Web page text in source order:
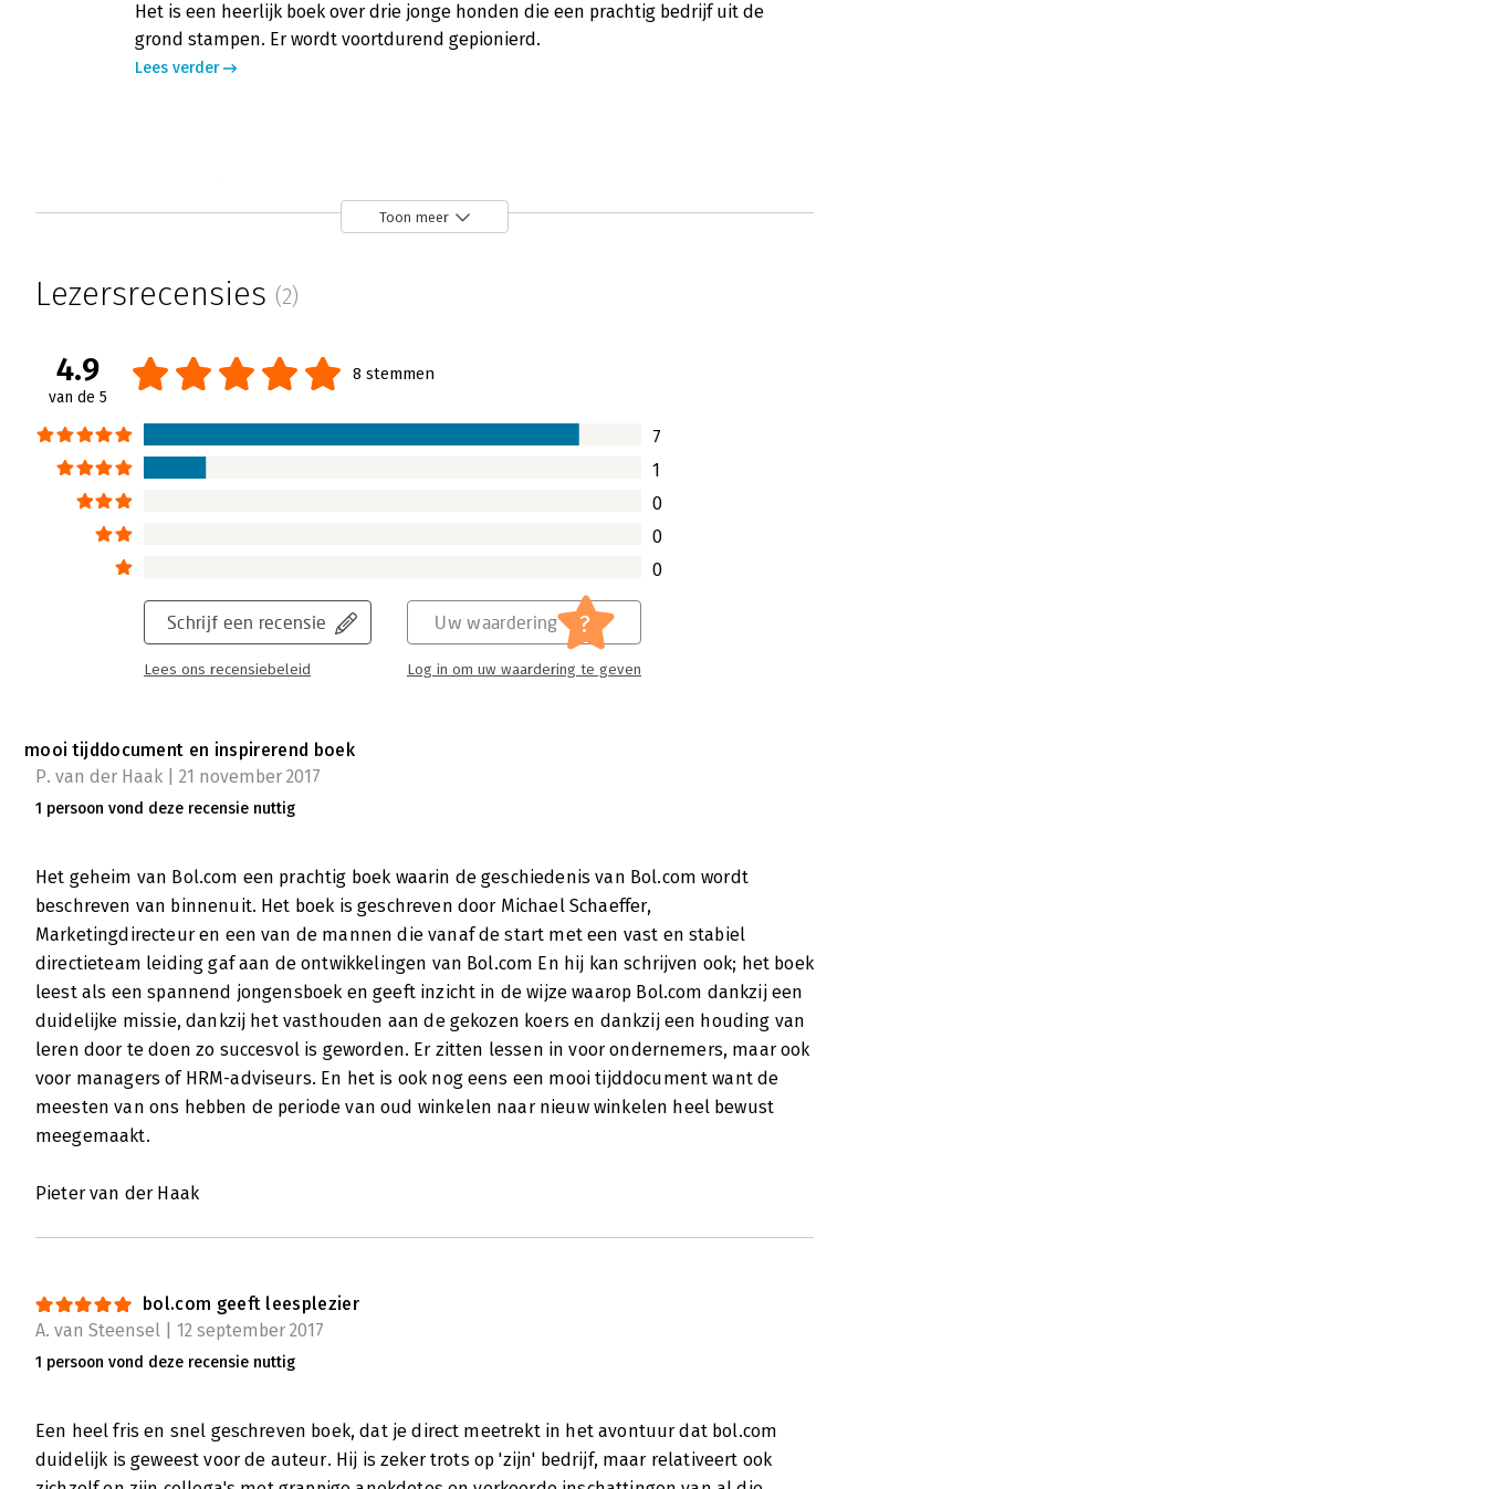
Het is een heerlijk boek over drie jonge honden die een prachtig bedrijf uit de
grond stampen. Er wordt voortdurend gepionierd.
Lees verder
Sjors van Leeuwen | 13 december 2017
eind van de vorige eeuw wist te overleven. Inmiddels is het uitgegroeid tot de
grootste online winkel van Nederland met in 2016 een jaaromzet van 1,2 miljard
legt in zijn boek uit wat het geheim van het succesvolle bol.com is.
Lees verder
Het geheim van bol.com - 'Een feest om te lezen'
Bol.com is een ongekend succesverhaal. 18 jaar na de start is het bedrijf de
grootste online retailer van de Benelux, met een omzet van ruim 1,2 miljard euro
Lees verder
Het geheim van bol.com - 'Pageturner'
Fred Rutgers | 5 oktober 2017
Het geheim van bol.com door Michel Schaeffer Leest als een jongensboek, maar
Lees verder
Toon meer
Lezersrecensies (2)
4.9
van de 5
8 stemmen
7
1
0
0
0
Schrijf een recensie
Lees ons recensiebeleid
Uw waardering ?
Log in om uw waardering te geven
mooi tijddocument en inspirerend boek
P. van der Haak | 21 november 2017
1 persoon vond deze recensie nuttig
Het geheim van Bol.com een prachtig boek waarin de geschiedenis van Bol.com wordt
beschreven van binnenuit. Het boek is geschreven door Michael Schaeffer,
Marketingdirecteur en een van de mannen die vanaf de start met een vast en stabiel
directieteam leiding gaf aan de ontwikkelingen van Bol.com En hij kan schrijven ook; het boek
leest als een spannend jongensboek en geeft inzicht in de wijze waarop Bol.com dankzij een
duidelijke missie, dankzij het vasthouden aan de gekozen koers en dankzij een houding van
leren door te doen zo succesvol is geworden. Er zitten lessen in voor ondernemers, maar ook
voor managers of HRM-adviseurs. En het is ook nog eens een mooi tijddocument want de
meesten van ons hebben de periode van oud winkelen naar nieuw winkelen heel bewust
meegemaakt.
Pieter van der Haak
bol.com geeft leesplezier
A. van Steensel | 12 september 2017
1 persoon vond deze recensie nuttig
Een heel fris en snel geschreven boek, dat je direct meetrekt in het avontuur dat bol.com
duidelijk is geweest voor de auteur. Hij is zeker trots op 'zijn' bedrijf, maar relativeert ook